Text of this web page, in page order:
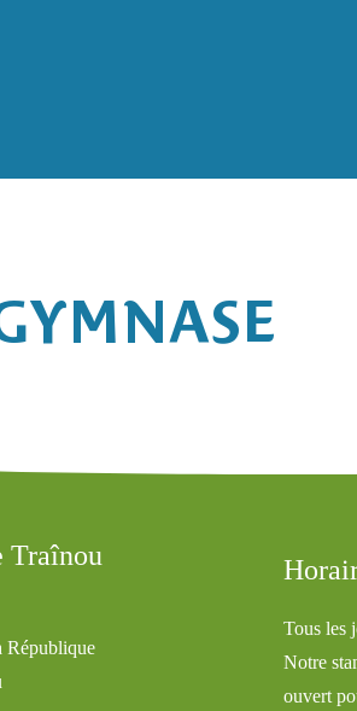
Traînou
République
Tous les
Notre
ouvert